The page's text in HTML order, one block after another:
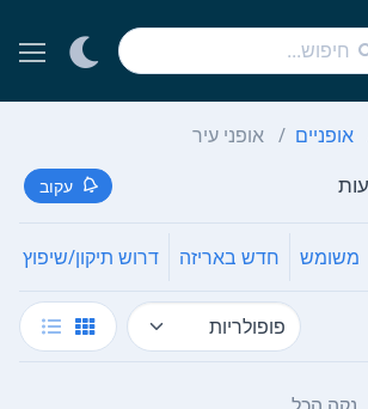
אופניים אופני עיר
עקוב
משומש חדש באריזה דרוש תיקון/שיפוץ